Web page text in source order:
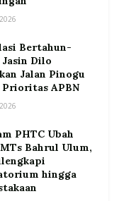
Bertahun-
Dilo
Jalan Pinogu
Prioritas APBN
PHTC Ubah
Bahrul Ulum,
hingga